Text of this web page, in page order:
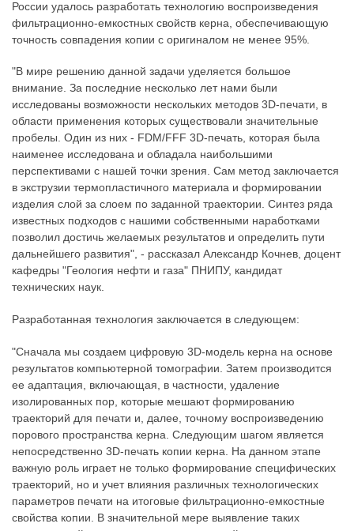
России удалось разработать технологию воспроизведения
фильтрационно-емкостных свойств керна, обеспечивающую
точность совпадения копии с оригиналом не менее 95%.
"В мире решению данной задачи уделяется большое
внимание. За последние несколько лет нами были
исследованы возможности нескольких методов 3D-печати, в
области применения которых существовали значительные
пробелы. Один из них - FDM/FFF 3D-печать, которая была
наименее исследована и обладала наибольшими
перспективами с нашей точки зрения. Сам метод заключается
в экструзии термопластичного материала и формировании
изделия слой за слоем по заданной траектории. Синтез ряда
известных подходов с нашими собственными наработками
позволил достичь желаемых результатов и определить пути
дальнейшего развития", - рассказал Александр Кочнев, доцент
кафедры "Геология нефти и газа" ПНИПУ, кандидат
технических наук.
Разработанная технология заключается в следующем:
"Сначала мы создаем цифровую 3D-модель керна на основе
результатов компьютерной томографии. Затем производится
ее адаптация, включающая, в частности, удаление
изолированных пор, которые мешают формированию
траекторий для печати и, далее, точному воспроизведению
порового пространства керна. Следующим шагом является
непосредственно 3D-печать копии керна. На данном этапе
важную роль играет не только формирование специфических
траекторий, но и учет влияния различных технологических
параметров печати на итоговые фильтрационно-емкостные
свойства копии. В значительной мере выявление таких